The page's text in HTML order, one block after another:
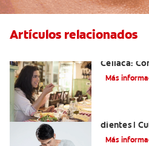
Artículos relacionados
Celíaca:
Tratarlas
Más
dientes |
Más